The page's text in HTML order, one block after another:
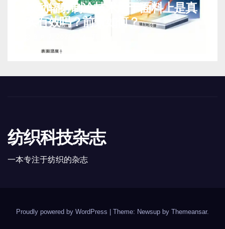
被动辐射制冷技术用于面料上是真
实有效吗？前景如何？
纺织科技杂志
一本专注于纺织的杂志
Proudly powered by WordPress Theme: Newsup by Themeansar.